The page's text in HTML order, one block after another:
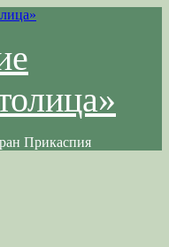
Прикаспия